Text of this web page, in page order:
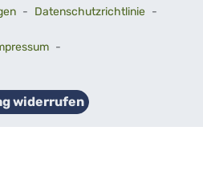
- Datenschutzrichtlinie -
-
widerrufen